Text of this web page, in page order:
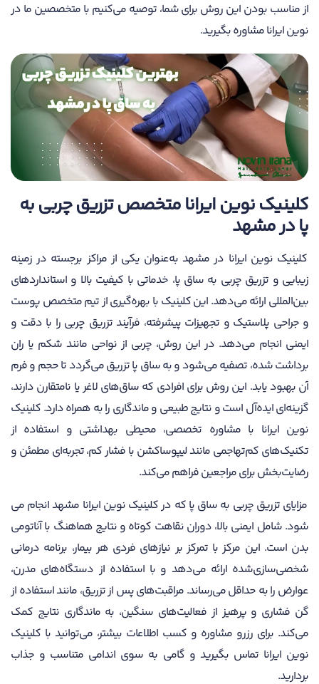
از مناسب بودن این روش برای شما، توصیه می‌کنیم با متخصصین ما در
نوین ایرانا مشاوره بگیرید.
کلینیک نوین ایرانا متخصص تزریق چربی به
پا در مشهد
کلینیک نوین ایرانا در مشهد به‌عنوان یکی از مراکز برجسته در زمینه
زیبایی و تزریق چربی به ساق پا، خدماتی با کیفیت بالا و استانداردهای
بین‌المللی ارائه می‌دهد. این کلینیک با بهره‌گیری از تیم متخصص پوست
و جراحی پلاستیک و تجهیزات پیشرفته، فرآیند تزریق چربی را با دقت و
ایمنی انجام می‌دهد. در این روش، چربی از نواحی مانند شکم یا ران
برداشت شده، تصفیه می‌شود و به ساق پا تزریق می‌گردد تا حجم و فرم
آن بهبود یابد. این روش برای افرادی که ساق‌های لاغر یا نامتقارن دارند،
گزینه‌ای ایده‌آل است و نتایج طبیعی و ماندگاری را به همراه دارد. کلینیک
نوین ایرانا با مشاوره تخصصی، محیطی بهداشتی و استفاده از
تکنیک‌های کم‌تهاجمی مانند لیپوساکشن با فشار کم، تجربه‌ای مطمئن و
رضایت‌بخش برای مراجعین فراهم می‌کند.
مزایای تزریق چربی به ساق پا که در کلینیک نوین ایرانا مشهد انجام می
شود. شامل ایمنی بالا، دوران نقاهت کوتاه و نتایج هماهنگ با آناتومی
بدن است. این مرکز با تمرکز بر نیازهای فردی هر بیمار، برنامه درمانی
شخصی‌سازی‌شده ارائه می‌دهد و با استفاده از دستگاه‌های مدرن،
عوارض را به حداقل می‌رساند. مراقبت‌های پس از تزریق، مانند استفاده از
گن فشاری و پرهیز از فعالیت‌های سنگین، به ماندگاری نتایج کمک
می‌کند. برای رزرو مشاوره و کسب اطلاعات بیشتر، می‌توانید با کلینیک
نوین ایرانا تماس بگیرید و گامی به سوی اندامی متناسب و جذاب
بردارید.